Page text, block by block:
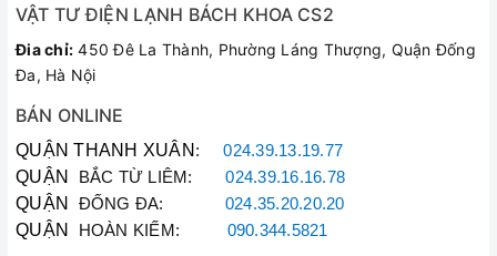
Môi Chất Ga Tương
Thích
Chuyên dụng cho hệ
Chiều Dài Dây
1.5 mét (150cm), tối
ưu khoảng cách kết
nối từ bình ga đến cục
VẬT TƯ ĐIỆN LẠNH BÁCH KHOA CS2
Đia chỉ: 450 Đê La Thành, Phường Láng Thượng, Quận Đống
Đa, Hà Nội
BÁN ONLINE
QUẬN THANH XUÂN :024.39.13.19.77
QUẬN BẮC TỪ LIÊM:024.39.16.16.78
QUẬN ĐỐNG ĐA: 024.35.20.20.20
QUẬN HOÀN KIẾM: 090.344.5821